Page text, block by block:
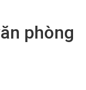
phòng